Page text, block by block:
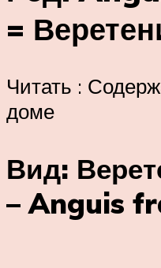
=
Читать :
доме
Вид:
– Anguis